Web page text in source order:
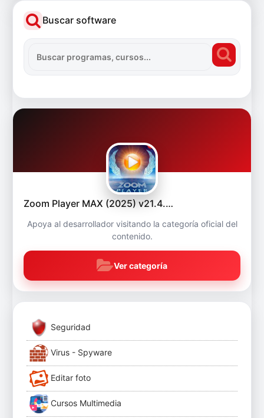
Buscar software
Zoom Player MAX (2025) v21.4.…
Apoya al desarrollador visitando la categoría oficial del
contenido.
Ver categoría
Seguridad
Virus - Spyware
Editar foto
Cursos Multimedia